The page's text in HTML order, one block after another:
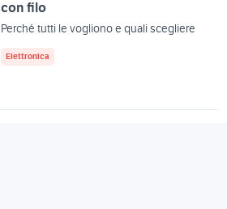
con filo
Perché tutti le vogliono e quali scegliere
Elettronica